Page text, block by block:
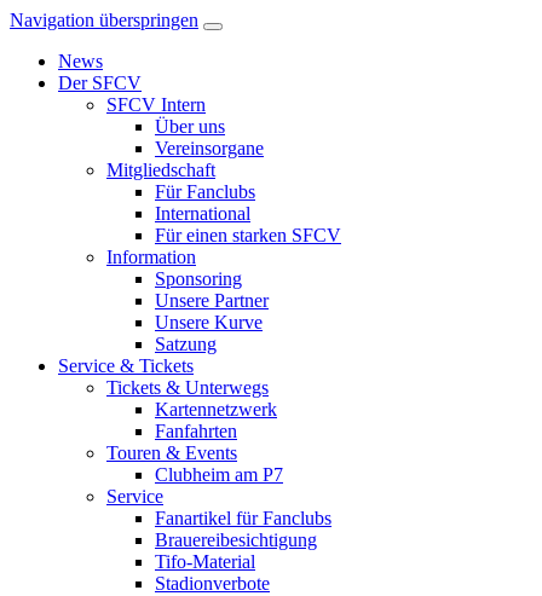
Navigation überspringen
News
Der SFCV
SFCV Intern
Über uns
Vereinsorgane
Mitgliedschaft
Für Fanclubs
International
Für einen starken SFCV
Information
Sponsoring
Unsere Partner
Unsere Kurve
Satzung
Service & Tickets
Tickets & Unterwegs
Kartennetzwerk
Fanfahrten
Touren & Events
Clubheim am P7
Service
Fanartikel für Fanclubs
Brauereibesichtigung
Tifo-Material
Stadionverbote